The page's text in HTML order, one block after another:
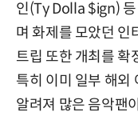
인(Ty Dolla $ign)
며 화제를 모았던 인
트립 또한 개최를 확
특히 이미 일부 해외
알려져 많은 음악팬